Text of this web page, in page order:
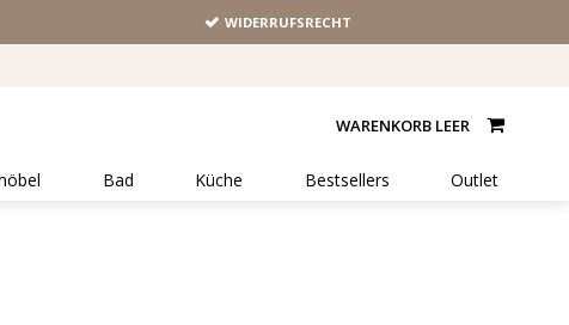
WIDERRUFSRECHT
WARENKORB LEER
Bad Küche Bestsellers Outlet